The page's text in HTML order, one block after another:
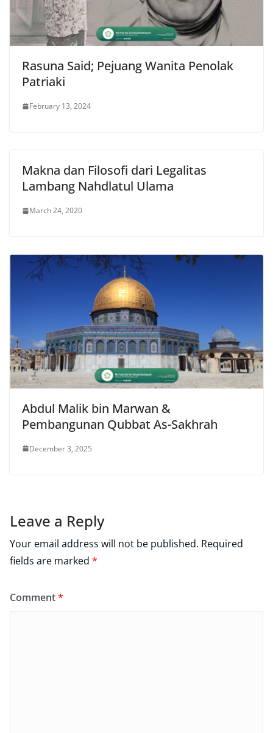
Rasuna Said; Pejuang Wanita Penolak
Patriaki
February 13, 2024
Makna dan Filosofi dari Legalitas
Lambang Nahdlatul Ulama
March 24, 2020
Abdul Malik bin Marwan &
Pembangunan Qubbat As-Sakhrah
December 3, 2025
Leave a Reply
Your email address will not be published. Required
fields are marked *
Comment*